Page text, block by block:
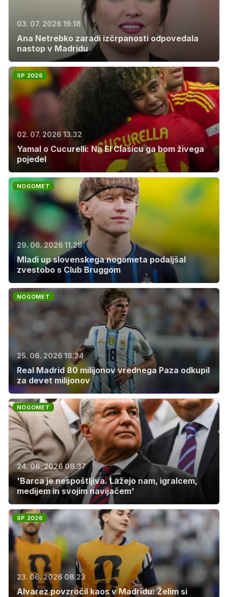
03. 07. 2026 19.18
Ana Netrebko zaradi izčrpanosti odpovedala
nastop v Madridu
SP 2026
02. 07. 2026 13.32
Yamal o Cucurelli: Na El Clasicu ga bom živega
pojedel
NOGOMET
29. 06. 2026 11.28
Mladi up slovenskega nogometa podaljšal
zvestobo s Club Bruggom
NOGOMET
25. 06. 2026 18.24
Real Madrid 80 milijonov vrednega Paza odkupil
za devet milijonov
NOGOMET
24. 06. 2026 08.37
'Barca je nespoštljiva. Lažejo nam, igralcem,
medijem in svojim navijačem'
SP 2026
23. 06. 2026 08.23
Alvarez povzročil kaos v Madridu: Želim si